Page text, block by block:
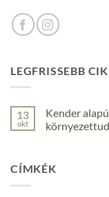
LEGFRISSEBB
13
okt
Kender
Kender
alapú
CÍMKÉK